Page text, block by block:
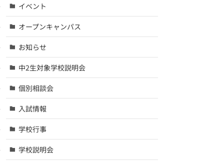
イベント
オープンキャンパス
お知らせ
中2生対象学校説明会
個別相談会
入試情報
学校行事
学校説明会